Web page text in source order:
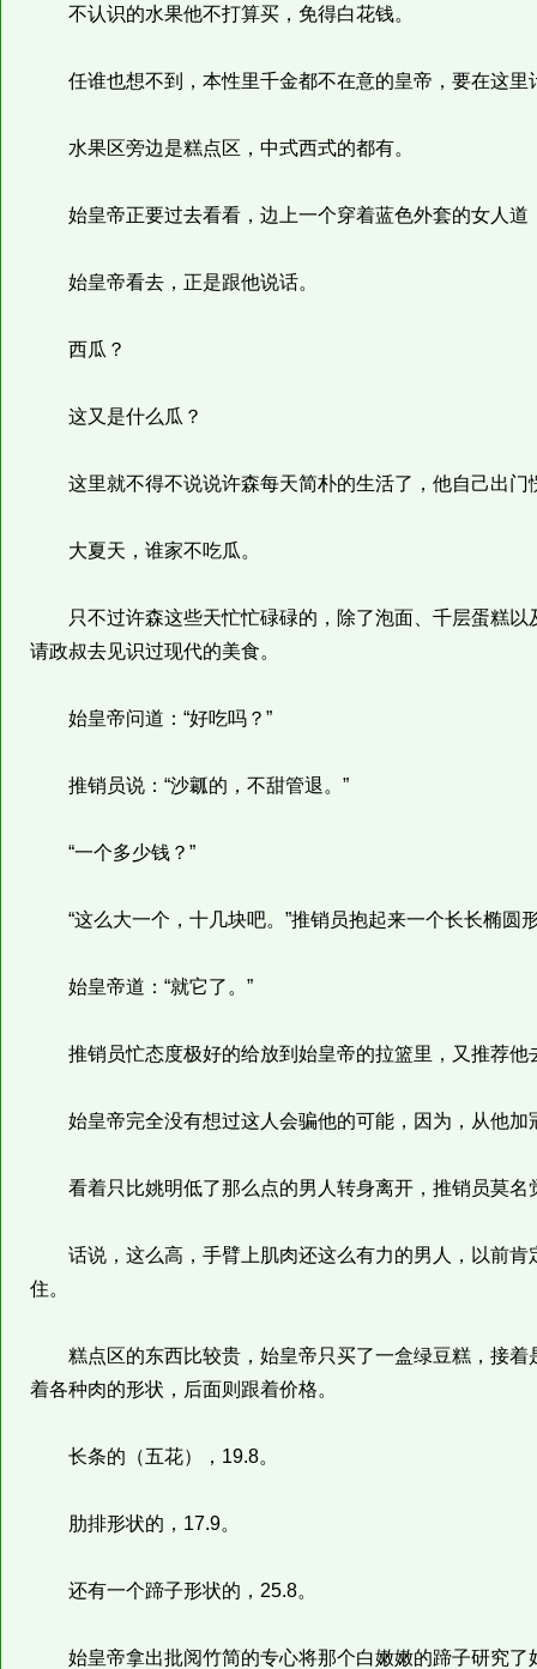
不认识的水果他不打算买，免得白花钱。
任谁也想不到，本性里千金都不在意的皇帝，要在这里
水果区旁边是糕点区，中式西式的都有。
始皇帝正要过去看看，边上一个穿着蓝色外套的女人道
始皇帝看去，正是跟他说话。
西瓜？
这又是什么瓜？
这里就不得不说说许森每天简朴的生活了，他自己出门
大夏天，谁家不吃瓜。
只不过许森这些天忙忙碌碌的，除了泡面、千层蛋糕以
请政叔去见识过现代的美食。
始皇帝问道：“好吃吗？”
推销员说：“沙瓤的，不甜管退。”
“一个多少钱？”
“这么大一个，十几块吧。”推销员抱起来一个长长椭圆
始皇帝道：“就它了。”
推销员忙态度极好的给放到始皇帝的拉篮里，又推荐他
始皇帝完全没有想过这人会骗他的可能，因为，从他加
看着只比姚明低了那么点的男人转身离开，推销员莫名
话说，这么高，手臂上肌肉还这么有力的男人，以前肯
住。
糕点区的东西比较贵，始皇帝只买了一盒绿豆糕，接着
着各种肉的形状，后面则跟着价格。
长条的（五花），19.8。
肋排形状的，17.9。
还有一个蹄子形状的，25.8。
始皇帝拿出批阅竹简的专心将那个白嫩嫩的蹄子研究了